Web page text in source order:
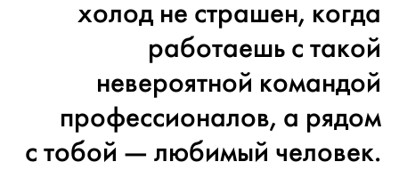
холод не страшен, когда
работаешь с такой
невероятной командой
профессионалов, а рядом
с тобой — любимый человек.